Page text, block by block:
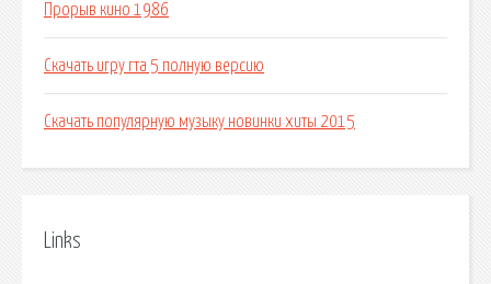
Прорыв кино 1986
Скачать игру гта 5 полную версию
Скачать популярную музыку новинки хиты 2015
Links